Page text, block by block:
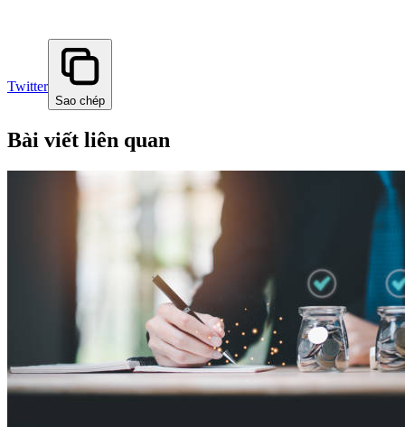
Twitter
Sao chép
Bài viết liên quan